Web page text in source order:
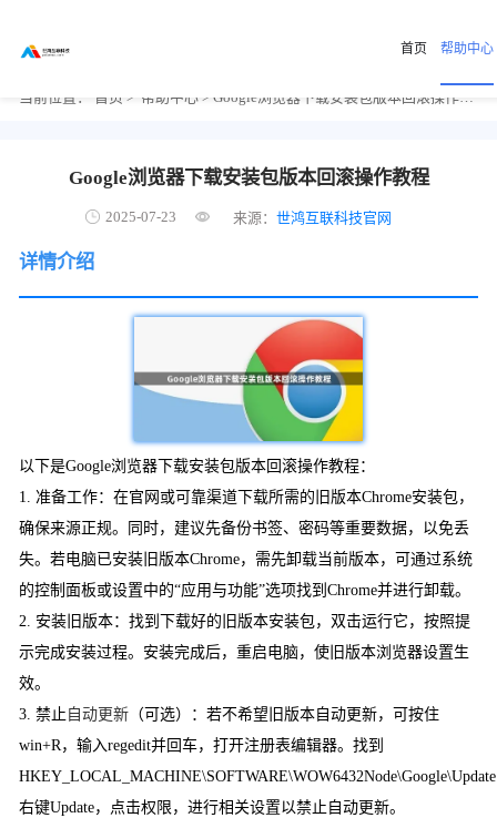
首页 帮助中心
当前位置： 首页 > 帮助中心 > Google浏览器下载安装包版本回滚操作教程
Google浏览器下载安装包版本回滚操作教程
2025-07-23 来源：世鸿互联科技官网
详情介绍
以下是Google浏览器下载安装包版本回滚操作教程：
1. 准备工作：在官网或可靠渠道下载所需的旧版本Chrome安装包，
确保来源正规。同时，建议先备份书签、密码等重要数据，以免丢
失。若电脑已安装旧版本Chrome，需先卸载当前版本，可通过系统
的控制面板或设置中的“应用与功能”选项找到Chrome并进行卸载。
2. 安装旧版本：找到下载好的旧版本安装包，双击运行它，按照提
示完成安装过程。安装完成后，重启电脑，使旧版本浏览器设置生
效。
3. 禁止 自动更新 （可选）：若不希望旧版本自动更新，可按住
win+R，输入regedit并回车，打开注册表编辑器。找到
右键Update，点击权限，进行相关设置以禁止自动更新。